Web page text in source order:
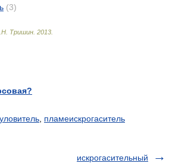
(3)
Тришин 2013
пламеискрогаситель
искрогасительный